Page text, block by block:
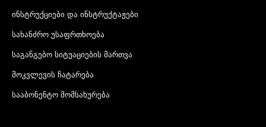
ინსტრუქციები და ინსტრუქტაჟები
სახანძრო უსაფრთხოება
საგანგებო სიტუაციების მართვა
მოკვლევის ჩატარება
სააბონენტო მომსახურება